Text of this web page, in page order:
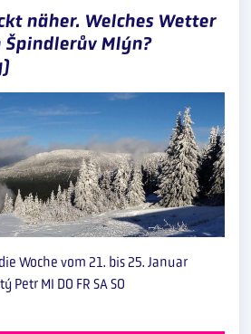
näher. Welches Wetter
Mlýn?
Woche vom 21. bis 25. Januar
MI DO FR SA SO